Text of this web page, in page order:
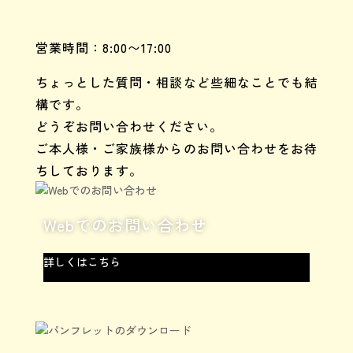
営業時間：8:00〜17:00
ちょっとした質問・相談など些細なことでも結
構です。
どうぞお問い合わせください。
ご本人様・ご家族様からのお問い合わせをお待
ちしております。
Webでのお問い合わせ
詳しくはこちら